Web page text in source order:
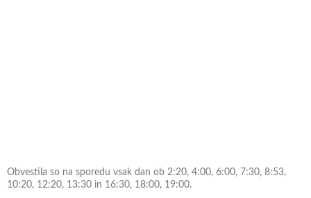
Obvestila so na sporedu vsak dan ob 2:20, 4:00, 6:00, 7:30, 8:53,
10:20, 12:20, 13:30 in 16:30, 18:00, 19:00.